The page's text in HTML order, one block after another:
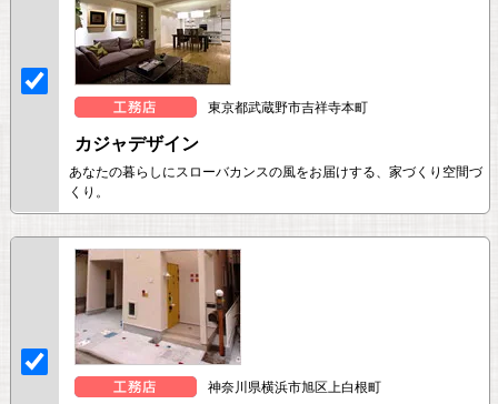
東京都武蔵野市吉祥寺本町
カジャデザイン
あなたの暮らしにスローバカンスの風をお届けする、家づくり空間づ
くり。
神奈川県横浜市旭区上白根町